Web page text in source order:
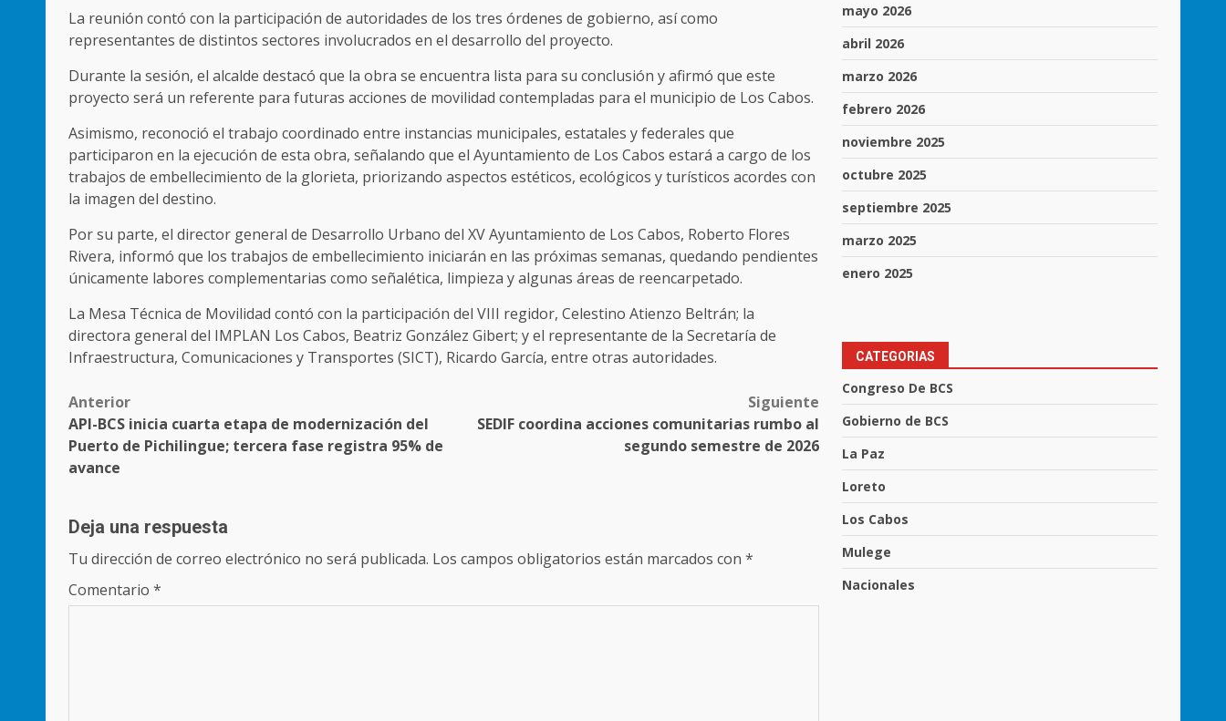
La reunión contó con la participación de autoridades de los tres órdenes de gobierno, así como
representantes de distintos sectores involucrados en el desarrollo del proyecto.
Durante la sesión, el alcalde destacó que la obra se encuentra lista para su conclusión y afirmó que este
proyecto será un referente para futuras acciones de movilidad contempladas para el municipio de Los Cabos.
Asimismo, reconoció el trabajo coordinado entre instancias municipales, estatales y federales que
participaron en la ejecución de esta obra, señalando que el Ayuntamiento de Los Cabos estará a cargo de los
trabajos de embellecimiento de la glorieta, priorizando aspectos estéticos, ecológicos y turísticos acordes con
la imagen del destino.
Por su parte, el director general de Desarrollo Urbano del XV Ayuntamiento de Los Cabos, Roberto Flores
Rivera, informó que los trabajos de embellecimiento iniciarán en las próximas semanas, quedando pendientes
únicamente labores complementarias como señalética, limpieza y algunas áreas de reencarpetado.
La Mesa Técnica de Movilidad contó con la participación del VIII regidor, Celestino Atienzo Beltrán; la
directora general del IMPLAN Los Cabos, Beatriz González Gibert; y el representante de la Secretaría de
Infraestructura, Comunicaciones y Transportes (SICT), Ricardo García, entre otras autoridades.
Post
navigation
Anterior
API-BCS inicia cuarta etapa de modernización del
Puerto de Pichilingue; tercera fase registra 95% de
avance
Siguiente
SEDIF coordina acciones comunitarias rumbo al
segundo semestre de 2026
Deja una respuesta
Tu dirección de correo electrónico no será publicada. Los campos obligatorios están marcados con *
Comentario *
mayo 2026
abril 2026
marzo 2026
febrero 2026
noviembre 2025
octubre 2025
septiembre 2025
marzo 2025
enero 2025
CATEGORIAS
Congreso De BCS
Gobierno de BCS
La Paz
Loreto
Los Cabos
Mulege
Nacionales